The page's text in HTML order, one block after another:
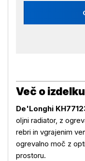
Več o izdelku
De'Longhi
oljni radiator, z
rebri in vgrajenim
ogrevalno moč z
prostoru.